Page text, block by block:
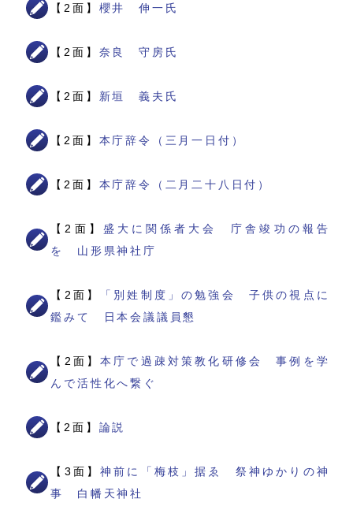
【2面】 櫻井 伸一氏
【2面】 奈良 守房氏
【2面】 新垣 義夫氏
【2面】 本庁辞令（三月一日付）
【2面】 本庁辞令（二月二十八日付）
【2面】 盛大に関係者大会 庁舎竣功の報告
を 山形県神社庁
【2面】
「別姓制度」の勉強会 子供の視点に
鑑みて 日本会議議員懇
【2面】本庁で過疎対策教化研修会 事例を学
んで活性化へ繋ぐ
【2面】 論説
【3面】神前に「梅枝」据ゑ 祭神ゆかりの神
事 白幡天神社